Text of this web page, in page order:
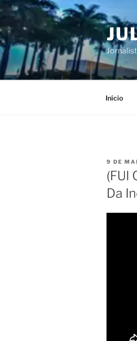
Pular
para
o
conteúdo
Início
EM
9 DE
(FUI
Da